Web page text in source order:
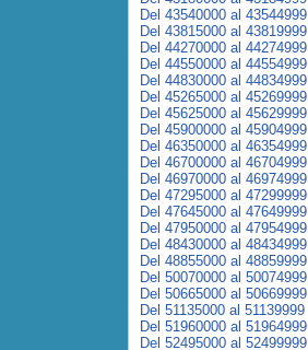
Del 43540000 al 43544999
Del 43815000 al 43819999
Del 44270000 al 44274999
Del 44550000 al 44554999
Del 44830000 al 44834999
Del 45265000 al 45269999
Del 45625000 al 45629999
Del 45900000 al 45904999
Del 46350000 al 46354999
Del 46700000 al 46704999
Del 46970000 al 46974999
Del 47295000 al 47299999
Del 47645000 al 47649999
Del 47950000 al 47954999
Del 48430000 al 48434999
Del 48855000 al 48859999
Del 50070000 al 50074999
Del 50665000 al 50669999
Del 51135000 al 51139999
Del 51960000 al 51964999
Del 52495000 al 52499999